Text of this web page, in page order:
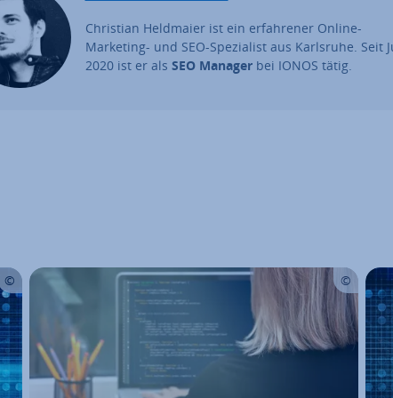
Christian Heldmaier ist ein er­fah­re­ner Online-
Marketing- und SEO-Spe­zia­list aus Karlsruhe. Seit
2020 ist er als SEO Managerbei IONOS tätig.